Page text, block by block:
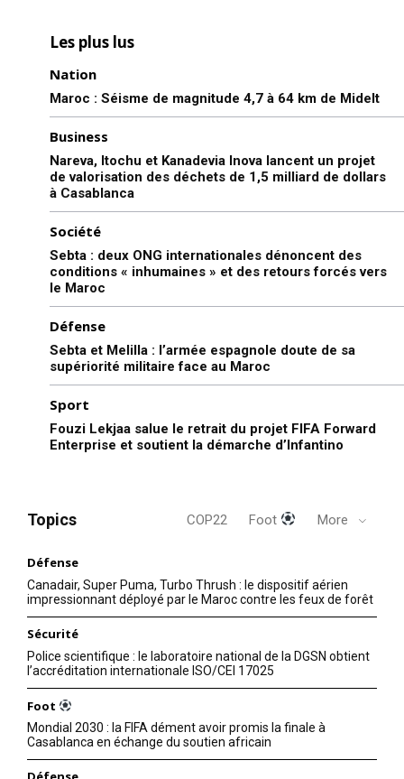
Les plus lus
Nation
Maroc : Séisme de magnitude 4,7 à 64 km de Midelt
Business
Nareva, Itochu et Kanadevia Inova lancent un projet
de valorisation des déchets de 1,5 milliard de dollars
à Casablanca
Société
Sebta : deux ONG internationales dénoncent des
conditions « inhumaines » et des retours forcés vers
le Maroc
Défense
Sebta et Melilla : l’armée espagnole doute de sa
supériorité militaire face au Maroc
Sport
Fouzi Lekjaa salue le retrait du projet FIFA Forward
Enterprise et soutient la démarche d’Infantino
Topics COP22 Foot More
Défense
Canadair, Super Puma, Turbo Thrush : le dispositif aérien
impressionnant déployé par le Maroc contre les feux de forêt
Sécurité
Police scientifique : le laboratoire national de la DGSN obtient
l’accréditation internationale ISO/CEI 17025
Foot
Mondial 2030 : la FIFA dément avoir promis la finale à
Casablanca en échange du soutien africain